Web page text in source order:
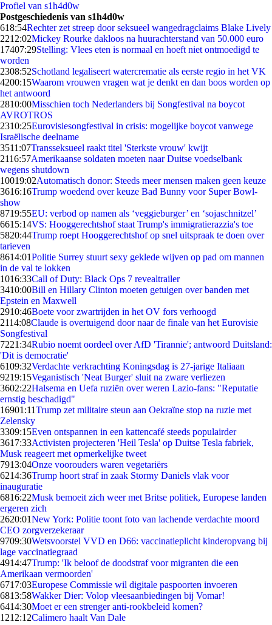
Profiel van s1h4d0w
Postgeschiedenis van s1h4d0w
618:54Rechter zet streep door seksueel wangedragclaims Blake Lively
2212:02Mickey Rourke dakloos na huurachterstand van 50.000 euro
17407:29Stelling: Vlees eten is normaal en hoeft niet ontmoedigd te
worden
2308:52Schotland legaliseert watercrematie als eerste regio in het VK
4200:15Waarom vrouwen vragen wat je denkt en dan boos worden op
het antwoord
2810:00Misschien toch Nederlanders bij Songfestival na boycot
AVROTROS
2310:25Eurovisiesongfestival in crisis: mogelijke boycot vanwege
Israëlische deelname
3511:07Transseksueel raakt titel 'Sterkste vrouw' kwijt
2116:57Amerikaanse soldaten moeten naar Duitse voedselbank
wegens shutdown
10019:02Automatisch donor: Steeds meer mensen maken geen keuze
3616:16Trump woedend over keuze Bad Bunny voor Super Bowl-
show
8719:55EU: verbod op namen als ‘veggieburger’ en ‘sojaschnitzel’
6615:14VS: Hooggerechtshof staat Trump's immigratierazzia's toe
5820:44Trump roept Hooggerechtshof op snel uitspraak te doen over
tarieven
8614:01Politie Surrey stuurt sexy geklede wijven op pad om mannen
in de val te lokken
1016:33Call of Duty: Black Ops 7 revealtrailer
3410:00Bill en Hillary Clinton moeten getuigen over banden met
Epstein en Maxwell
2910:46Boete voor zwartrijden in het OV fors verhoogd
2114:08Claude is overtuigend door naar de finale van het Eurovisie
Songfestival
7221:34Rubio noemt oordeel over AfD 'Tirannie'; antwoord Duitsland:
'Dit is democratie'
6109:32Verdachte verkrachting Koningsdag is 27-jarige Italiaan
9219:15Veganistisch 'Neat Burger' sluit na zware verliezen
3602:22Halsema en Uefa ruziën over weren Lazio-fans: "Reputatie
ernstig beschadigd"
16901:11Trump zet militaire steun aan Oekraïne stop na ruzie met
Zelensky
3309:15Even ontspannen in een kattencafé steeds populairder
3617:33Activisten projecteren 'Heil Tesla' op Duitse Tesla fabriek,
Musk reageert met opmerkelijke tweet
7913:04Onze voorouders waren vegetariërs
6214:36Trump hoort straf in zaak Stormy Daniels vlak voor
inauguratie
6816:22Musk bemoeit zich weer met Britse politiek, Europese landen
ergeren zich
2620:01New York: Politie toont foto van lachende verdachte moord
CEO zorgverzekeraar
9709:30Wetsvoorstel VVD en D66: vaccinatieplicht kinderopvang bij
lage vaccinatiegraad
4914:47Trump: 'Ik beloof de doodstraf voor migranten die een
Amerikaan vermoorden'
6717:03Europese Commissie wil digitale paspoorten invoeren
6813:58Wakker Dier: Volop vleesaanbiedingen bij Vomar!
6414:30Moet er een strenger anti-rookbeleid komen?
1212:12Calimero haalt Van Dale